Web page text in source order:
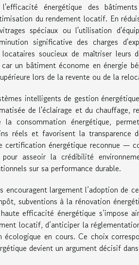
l'efficacité énergétique des
du rendement locatif. En
spéciaux ou l'utilisation
significative des charges
soucieux de maîtriser leurs
un bâtiment économe en énergie
lors de la revente ou de la
intelligents de gestion
de l'éclairage et du chauffage,
consommation énergétique,
réels et favorisent la transparence
certification énergétique reconnue —
asseoir la crédibilité
sur sa performance durable.
encouragent largement l’adoption de
subventions à la rénovation
efficacité énergétique s’impose
locatif, d’anticiper la
en cours. Ce choix
devient un argument décisif